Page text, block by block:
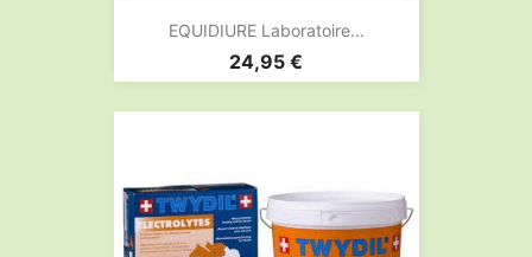
EQUIDIURE Laboratoire...
Prix
24,95 €